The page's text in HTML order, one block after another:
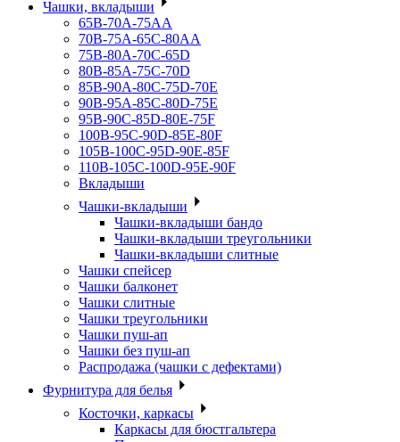
Чашки, вкладыши
65B-70A-75АА
70В-75А-65С-80АА
75В-80А-70С-65D
80В-85А-75С-70D
85В-90А-80С-75D-70E
90B-95A-85C-80D-75E
95B-90C-85D-80E-75F
100B-95C-90D-85E-80F
105B-100C-95D-90E-85F
110B-105C-100D-95E-90F
Вкладыши
Чашки-вкладыши
Чашки-вкладыши бандо
Чашки-вкладыши треугольники
Чашки-вкладыши слитные
Чашки спейсер
Чашки балконет
Чашки слитные
Чашки треугольники
Чашки пуш-ап
Чашки без пуш-ап
Распродажа (чашки с дефектами)
Фурнитура для белья
Косточки, каркасы
Каркасы для бюстгальтера